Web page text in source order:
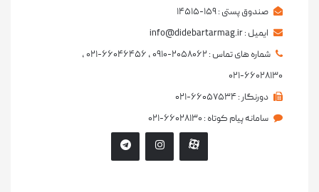
صندوق پستی :۱۵۹-۱۴۵۱۵
ایمیل :info@didebartarmag.ir
شماره های تماس :
۰۹۱۰-۲۰۵۸۰۶۲ , ۰۲۱-۶۶۰۴۶۴۵۶ ,
۰۲۱-۶۶۰۲۸۱۳۰
دورنگار :۰۲۱-۶۶۰۵۷۵۳۴
سامانه پیام کوتاه : ۰۲۱-۶۶۰۲۸۱۳۰